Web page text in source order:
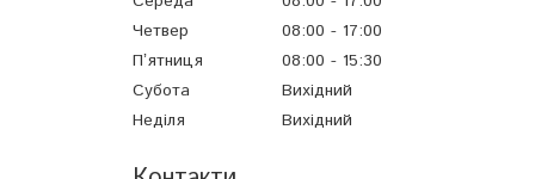
Четвер
08:00
17:00
Пʼятниця
08:00
15:30
Субота
Вихідний
Неділя
Вихідний